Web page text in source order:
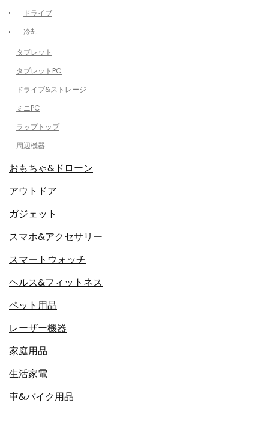
ドライブ
冷却
タブレット
タブレットPC
ドライブ&ストレージ
ミニPC
ラップトップ
周辺機器
おもちゃ&ドローン
アウトドア
ガジェット
スマホ&アクセサリー
スマートウォッチ
ヘルス&フィットネス
ペット用品
レーザー機器
家庭用品
生活家電
車&バイク用品